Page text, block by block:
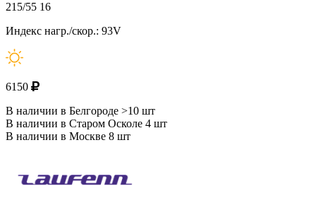
215/55 16
Индекс нагр./скор.: 93V
6150
В наличии в Белгороде >10 шт
В наличии в Старом Осколе 4 шт
В наличии в Москве 8 шт